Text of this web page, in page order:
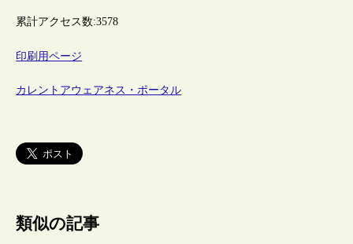
累計アクセス数:3578
印刷用ページ
カレントアウェアネス・ポータル
類似の記事